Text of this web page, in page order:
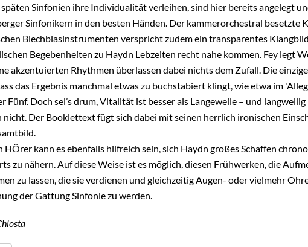
Sinfonien ihre Individualität verleihen, sind hier bereits angelegt
Sinfonikern in den besten Händen. Der kammerorchestral besetzte
Blechblasinstrumenten verspricht zudem ein transparentes
Begebenheiten zu Haydn Lebzeiten recht nahe kommen. Fey legt
akzentuierten Rhythmen überlassen dabei nichts dem Zufall. Die
das Ergebnis manchmal etwas zu buchstabiert klingt, wie etwa im
Fünf. Doch sei’s drum, Vitalität ist besser als Langeweile – und
Der Booklettext fügt sich dabei mit seinen herrlich ironischen
HÖrer kann es ebenfalls hilfreich sein, sich Haydn großes Schaffen
zu nähern. Auf diese Weise ist es möglich, diesen Frühwerken, die
zu lassen, die sie verdienen und gleichzeitig Augen- oder vielmehr
der Gattung Sinfonie zu werden.